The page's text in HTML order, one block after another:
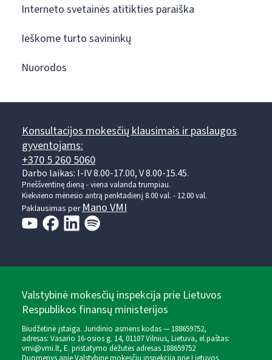
Interneto svetainės atitikties paraiška
Ieškome turto savininkų
Nuorodos
Konsultacijos mokesčių klausimais ir paslaugos
gyventojams:
+370 5 260 5060
Darbo laikas: I-IV 8.00-17.00, V 8.00-15.45.
Prieššventinę dieną - viena valanda trumpiau.
Kiekvieno mėnesio antrą penktadienį 8.00 val. - 12.00 val.
Paklausimas perMano VMI
Valstybinė mokesčių inspekcija prie Lietuvos
Respublikos finansų ministerijos
Biudžetinė įstaiga. Juridinio asmens kodas — 188659752,
adresas: Vasario 16-osios g. 14, 01107 Vilnius, Lietuva, el.paštas:
vmi@vmi.lt, E. pristatymo dėžutės adresas 188659752